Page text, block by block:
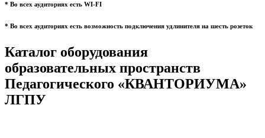
* Во всех аудиториях есть WI-FI
* Во всех аудиториях есть возможность подключения удлинителя на шесть розеток
Каталог оборудования
образовательных пространств
Педагогического «КВАНТОРИУМА»
ЛГПУ